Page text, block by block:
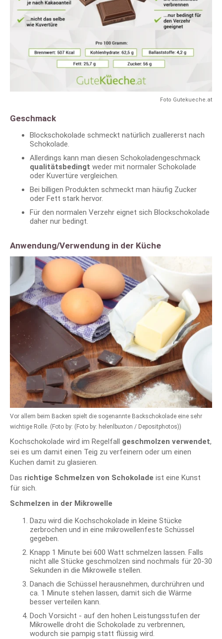
Foto Gutekueche.at
Geschmack
Blockschokolade schmeckt natürlich zuallererst nach
Schokolade.
Allerdings kann man diesen Schokoladengeschmack
qualitätsbedingt weder mit normaler Schokolade
oder Kuvertüre vergleichen.
Bei billigen Produkten schmeckt man häufig Zucker
oder Fett stark hervor.
Für den normalen Verzehr eignet sich Blockschokolade
daher nur bedingt.
Anwendung/Verwendung in der Küche
Vor allem beim Backen spielt die sogenannte Backschokolade eine sehr
wichtige Rolle. (Foto by: (Foto by: helenlbuxton / Depositphotos))
Kochschokolade wird im Regelfall geschmolzen verwendet,
sei es um damit einen Teig zu verfeinern oder um einen
Kuchen damit zu glasieren.
Das richtige Schmelzen von Schokolade ist eine Kunst
für sich.
Schmelzen in der Mikrowelle
Dazu wird die Kochschokolade in kleine Stücke
zerbrochen und in eine mikrowellenfeste Schüssel
gegeben.
Knapp 1 Minute bei 600 Watt schmelzen lassen. Falls
nicht alle Stücke geschmolzen sind nochmals für 20-30
Sekunden in die Mikrowelle stellen.
Danach die Schüssel herausnehmen, durchrühren und
ca. 1 Minute stehen lassen, damit sich die Wärme
besser verteilen kann.
Doch Vorsicht - auf den hohen Leistungsstufen der
Mikrowelle droht die Schokolade zu verbrennen,
wodurch sie pampig statt flüssig wird.